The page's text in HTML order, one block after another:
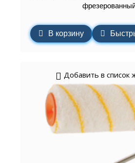
В корзину
Добавить в список